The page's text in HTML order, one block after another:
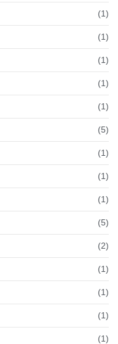
(1)
(1)
(1)
(1)
(1)
(5)
(1)
(1)
(1)
(5)
(2)
(1)
(1)
(1)
(1)